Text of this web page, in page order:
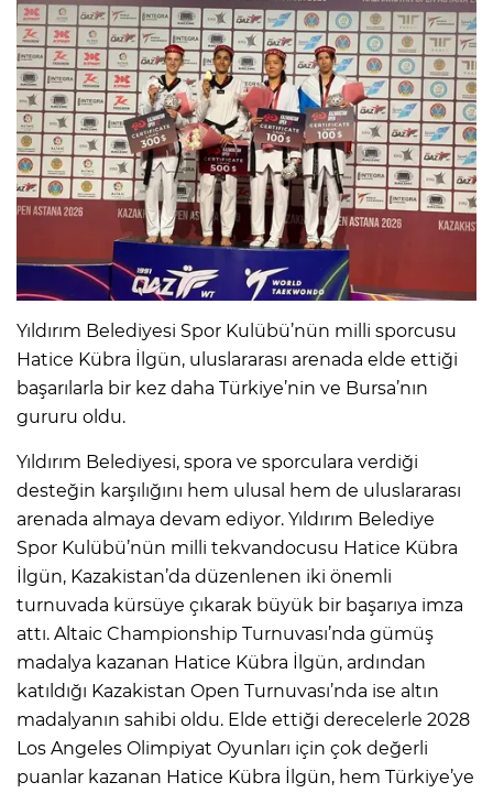
Yıldırım Belediyesi Spor Kulübü’nün milli sporcusu
Hatice Kübra İlgün, uluslararası arenada elde ettiği
başarılarla bir kez daha Türkiye’nin ve Bursa’nın
gururu oldu.
Yıldırım Belediyesi, spora ve sporculara verdiği
desteğin karşılığını hem ulusal hem de uluslararası
arenada almaya devam ediyor. Yıldırım Belediye
Spor Kulübü’nün milli tekvandocusu Hatice Kübra
İlgün, Kazakistan’da düzenlenen iki önemli
turnuvada kürsüye çıkarak büyük bir başarıya imza
attı. Altaic Championship Turnuvası’nda gümüş
madalya kazanan Hatice Kübra İlgün, ardından
katıldığı Kazakistan Open Turnuvası’nda ise altın
madalyanın sahibi oldu. Elde ettiği derecelerle 2028
Los Angeles Olimpiyat Oyunları için çok değerli
puanlar kazanan Hatice Kübra İlgün, hem Türkiye’ye